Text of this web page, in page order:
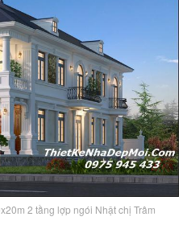
2 tầng lợp ngói Nhật chị Trâm